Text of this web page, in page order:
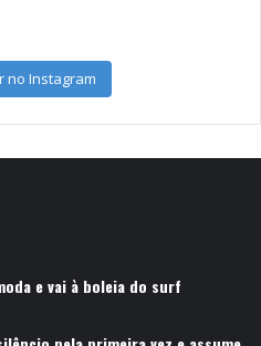
no Instagram
e vai à boleia do surf